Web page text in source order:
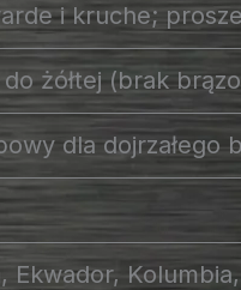
i kruche;
żółtej (brak
dla dojrzałego
Ekwador,